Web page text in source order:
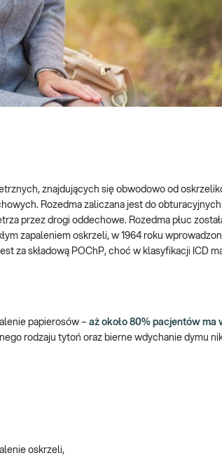
znajdujących się obwodowo od
Rozedma zaliczana jest do
przez drogi oddechowe. Rozedma płuc
zapaleniem oskrzeli, w 1964 roku
za składową POChP, choć w klasyfikacji ICD
papierosów – aż około 80% pacjentów ma
rodzaju tytoń oraz bierne wdychanie dymu
oskrzeli,